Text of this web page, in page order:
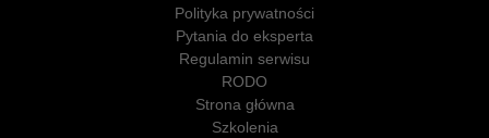
Polityka prywatności
Pytania do eksperta
Regulamin serwisu
RODO
Strona główna
Szkolenia